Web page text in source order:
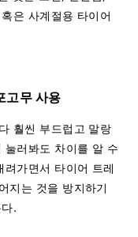
은 사계절용 타이어
고무 사용
훨씬 부드럽고 말랑
눌러봐도 차이를 알 수
가면서 타이어 트레
지는 것을 방지하기
.